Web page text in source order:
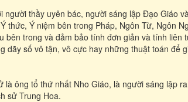
thầy uyên bác, người sáng lập Đạo Giáo
thức, Ý niệm bên trong Pháp, Ngôn Từ, Ngôn
bên trong và đảm bảo tính đơn giản và tính liên
dãy số vô tận, vô cực hay những thuật toán để
là ông tổ thứ nhất Nho Giáo, là người sáng lập
sử Trung Hoa.